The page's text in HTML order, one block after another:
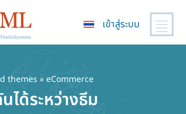
เข้าสู่ระบบ
themes » eCommerce
ได้ระหว่างธีม